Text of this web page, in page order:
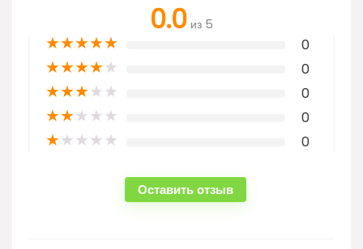
0.0 из 5
★★★★★ 0
★★★★★ 0
★★★★★ 0
★★★★★ 0
★★★★★ 0
Оставить отзыв